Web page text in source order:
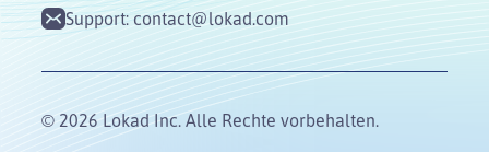
Support:contact@lokad.com
© 2026 Lokad Inc. Alle Rechte vorbehalten.